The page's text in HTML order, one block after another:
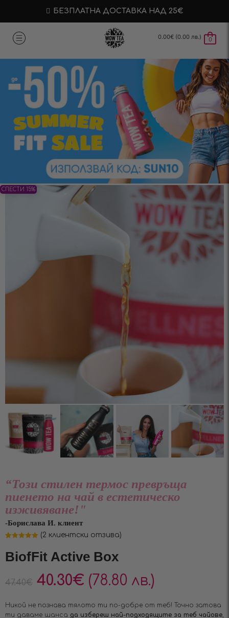
БЕЗПЛАТНА ДОСТАВКА НАД 25€
0.00€ (0.00 лв.) 0
СПЕСТИ 15%
“Този стилен термос превръща
пиенето на чай в естетическо
изживяване!"
-Борислава И. клиент
от 5,
базирано на
потребителски
(2 клиентски отзива)
BiofFit Active Box
47.40€ 40.30€ (78.80 лв.)
Никой не познава тялото ти по-добре от теб! Точно затова
ти даваме шанса да избереш най-подходящите за теб чайове